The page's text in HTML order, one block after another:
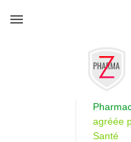
agréée
Santé